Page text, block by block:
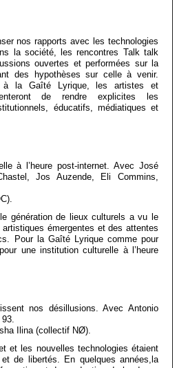
collectif du futur - Centre
nos rapports avec les technologies
la société, les rencontres Talk talk
ouvertes et performées sur la
des hypothèses sur celle à venir.
à la Gaîté Lyrique, les artistes et
de rendre explicites les
éducatifs, médiatiques et
à l’heure post-internet. Avec José
Jos Auzende, Eli Commins,
génération de lieux culturels a vu le
émergentes et des attentes
Pour la Gaîté Lyrique comme pour
une institution culturelle à l’heure
nos désillusions. Avec Antonio
Ilina (collectif NØ).
et les nouvelles technologies étaient
de libertés. En quelques années,la